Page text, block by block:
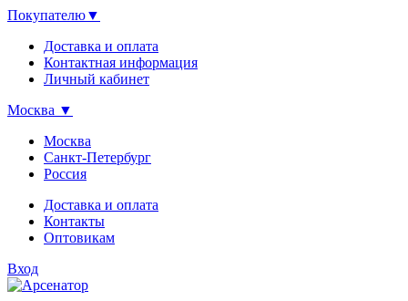
Покупателю▼
Доставка и оплата
Контактная информация
Личный кабинет
Москва ▼
Москва
Санкт-Петербург
Россия
Доставка и оплата
Контакты
Оптовикам
Вход